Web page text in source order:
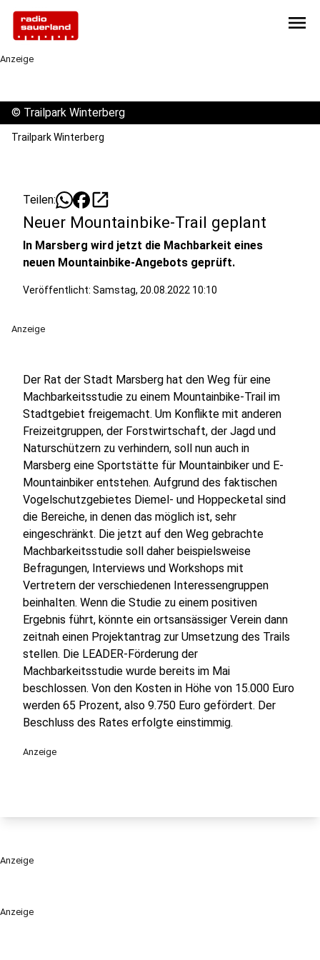
menu
Anzeige
Anzeige
© Trailpark Winterberg
Trailpark Winterberg
Teilen: open_in_new
Neuer Mountainbike-Trail geplant
In Marsberg wird jetzt die Machbarkeit eines
neuen Mountainbike-Angebots geprüft.
Veröffentlicht: Samstag, 20.08.2022 10:10
Anzeige
Der Rat der Stadt Marsberg hat den Weg für eine
Machbarkeitsstudie zu einem Mountainbike-Trail im
Stadtgebiet freigemacht. Um Konflikte mit anderen
Freizeitgruppen, der Forstwirtschaft, der Jagd und
Naturschützern zu verhindern, soll nun auch in
Marsberg eine Sportstätte für Mountainbiker und E-
Mountainbiker entstehen. Aufgrund des faktischen
Vogelschutzgebietes Diemel- und Hoppecketal sind
die Bereiche, in denen das möglich ist, sehr
eingeschränkt. Die jetzt auf den Weg gebrachte
Machbarkeitsstudie soll daher beispielsweise
Befragungen, Interviews und Workshops mit
Vertretern der verschiedenen Interessengruppen
beinhalten. Wenn die Studie zu einem positiven
Ergebnis führt, könnte ein ortsansässiger Verein dann
zeitnah einen Projektantrag zur Umsetzung des Trails
stellen. Die LEADER-Förderung der
Machbarkeitsstudie wurde bereits im Mai
beschlossen. Von den Kosten in Höhe von 15.000 Euro
werden 65 Prozent, also 9.750 Euro gefördert. Der
Beschluss des Rates erfolgte einstimmig.
Anzeige
Anzeige